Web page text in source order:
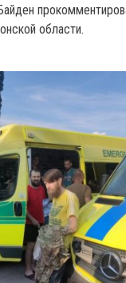
области.